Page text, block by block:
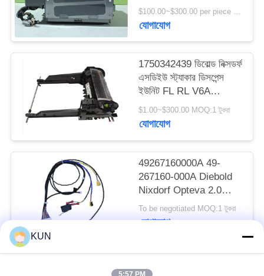
PRIVACY
POLICY
(UESAH)
$100.00~$300.00 per piece MOQ:1
যোগাযোগ
1750342439 ডিবোল্ড নিক্সডর্ফ
এসডিইউ স্ট্যাকার ডিসপেন্স
ইউনিট FL RL V6A
DN200/250/450 এটিএম
মেশিন
$1.00~$300.00 MOQ:1 টুকরা
যোগাযোগ
49267160000A 49-
267160-000A Diebold
Nixdorf Opteva 2.0
AFD সেন্সর লাইন প্ল্যাটফর্ম
ATM অংশ গ্রুপ
To be negotiated MOQ:1 টুকরা
যোগাযোগ
KUN
5:57 PM